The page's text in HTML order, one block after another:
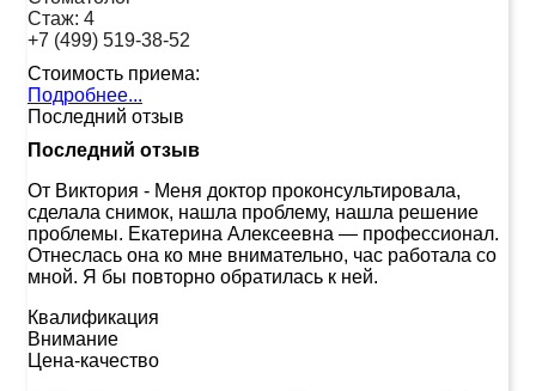
Стаж: 4
+7 (499) 519-38-52
Стоимость приема:
Подробнее...
Последний отзыв
Последний отзыв
От Виктория - Меня доктор проконсультировала,
сделала снимок, нашла проблему, нашла решение
проблемы. Екатерина Алексеевна — профессионал.
Отнеслась она ко мне внимательно, час работала со
мной. Я бы повторно обратилась к ней.
Квалификация
Внимание
Цена-качество